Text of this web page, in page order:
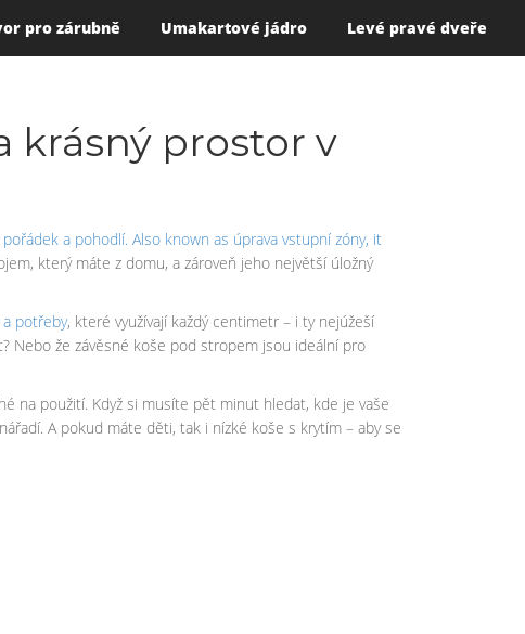
pro zárubně Umakartové jádro Levé pravé dveře
krásný prostor v
a pohodlí. Also known as úprava vstupní zóny, it
který máte z domu, a zároveň jeho největší úložný
potřeby, které využívají každý centimetr – i ty nejúžeší
Nebo že závěsné koše pod stropem jsou ideální pro
na použití. Když si musíte pět minut hledat, kde je vaše
A pokud máte děti, tak i nízké koše s krytím – aby se